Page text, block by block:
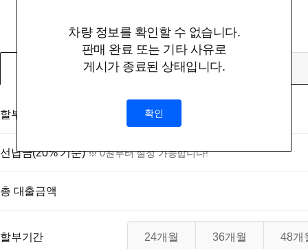
차량 정보를 확인할 수 없습니다.
판매 완료 또는 기타 사유로
게시가 종료된 상태입니다.
확인
할부
할부대상 금액 (부대비용 및 탁송비 미포함)
선납금(20% 기준) ※ 0원부터 설정 가능합니다!
총 대출금액
할부기간 24개월 36개월 48개